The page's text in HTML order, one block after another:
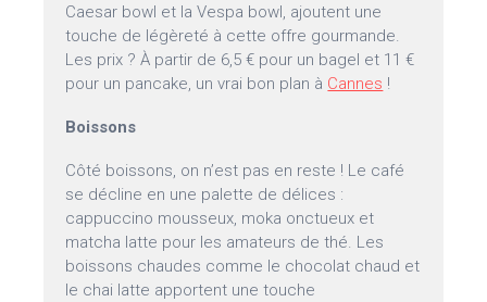
Caesar bowl et la Vespa bowl, ajoutent une
touche de légèreté à cette offre gourmande.
Les prix ? À partir de 6,5 € pour un bagel et 11 €
pour un pancake, un vrai bon plan à Cannes !
Boissons
Côté boissons, on n’est pas en reste ! Le café
se décline en une palette de délices :
cappuccino mousseux, moka onctueux et
matcha latte pour les amateurs de thé. Les
boissons chaudes comme le chocolat chaud et
le chai latte apportent une touche